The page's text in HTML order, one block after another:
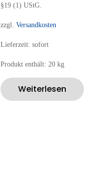
§19 (1) UStG.
zzgl.Versandkosten
Lieferzeit:sofort
Produkt enthält: 20kg
Weiterlesen